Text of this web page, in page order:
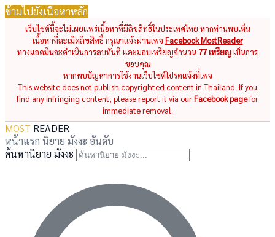
ข้ามไปยังเนื้อหาหลัก
เว็บไซต์นี้จะไม่เผยแพร่เนื้อหาที่มีลิขสิทธิ์ในประเทศไทย หากท่านพบเห็น
เนื้อหาที่ละเมิดลิขสิทธิ์ กรุณาแจ้งผ่านเพจ Facebook MostReader
ทางแอดมินจะดำเนินการลบทันที และมอบเหรียญจำนวน 77 เหรียญเป็นการ
ขอบคุณ
หากพบปัญหาการใช้งานเว็บไซต์โปรดแจ้งที่เพจ
This website does not publish copyrighted content in Thailand. If you
find any infringing content, please report it via ourFacebook pagefor
immediate removal.
MOST READER
หน้าแรก นิยาย มังงะ อันดับ
ค้นหานิยาย มังงะ